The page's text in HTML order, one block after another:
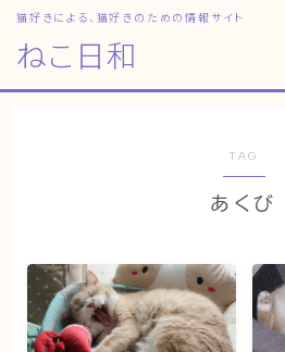
ねこ日和
猫好きによる、猫好きのための情報サイト
MENU
猫暮らしの平均
猫のなぜ？
TAG
あくび